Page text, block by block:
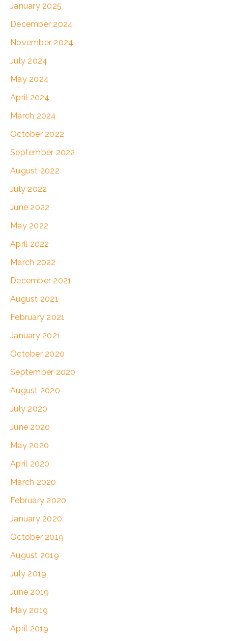
January 2025
December 2024
November 2024
July 2024
May 2024
April 2024
March 2024
October 2022
September 2022
August 2022
July 2022
June 2022
May 2022
April 2022
March 2022
December 2021
August 2021
February 2021
January 2021
October 2020
September 2020
August 2020
July 2020
June 2020
May 2020
April 2020
March 2020
February 2020
January 2020
October 2019
August 2019
July 2019
June 2019
May 2019
April 2019